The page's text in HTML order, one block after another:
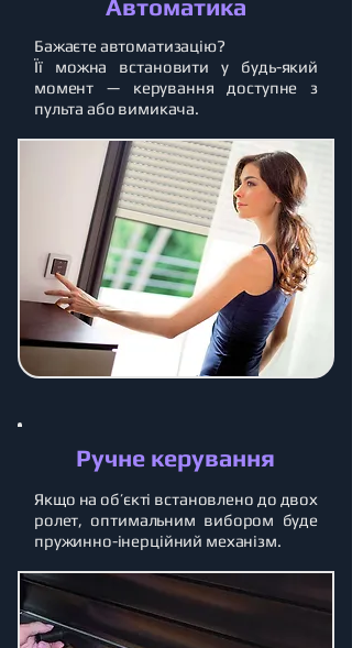
Автоматика
Бажаєте автоматизацію?
Її можна встановити у будь-який
момент — керування доступне з
пульта або вимикача.
Ручне керування
Якщо на об’єкті встановлено до двох
ролет, оптимальним вибором буде
пружинно-інерційний механізм.